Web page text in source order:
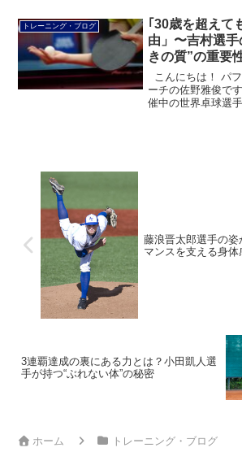
トレーニング・ブログ
｢30歳を超えて
由」〜吉村選
きの質”の重要
こんにちは！ パ
ーチの佐野雅俊で
催中の世界卓球選
が 世界ランク1位
藤浪晋太郎選手の
マンスを支える身体
3連覇達成の裏にある力とは？小田凱人選
手が持つ“ぶれない体”の秘密
ホーム トレーニング・ブログ